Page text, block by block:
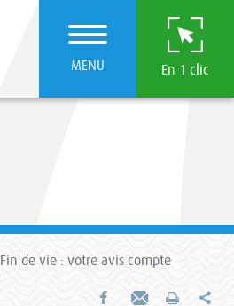
MENU En 1 clic
Fin de vie : votre avis compte
Partager sur Facebook
Envoyer par e-mail
Imprimer